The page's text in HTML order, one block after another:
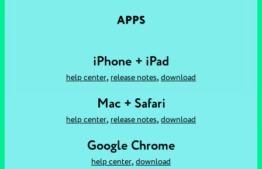
APPS
iPhone + iPad
help center, release notes, download
Mac + Safari
help center, release notes, download
Google Chrome
help center, download